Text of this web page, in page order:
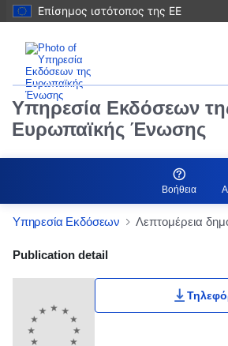
Επίσημος ιστότοπος της ΕΕ
Υπηρεσία Εκδόσεων
Ευρωπαϊκής Ένωσης
Βοήθεια
Υπηρεσία Εκδόσεων Λεπτομέρεια
Publication Detail Actions
Publication detail